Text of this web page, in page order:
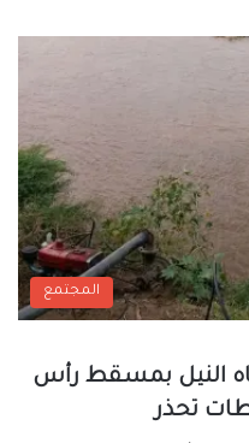
المجتمع
النيل بمسقط رأس
تحذر